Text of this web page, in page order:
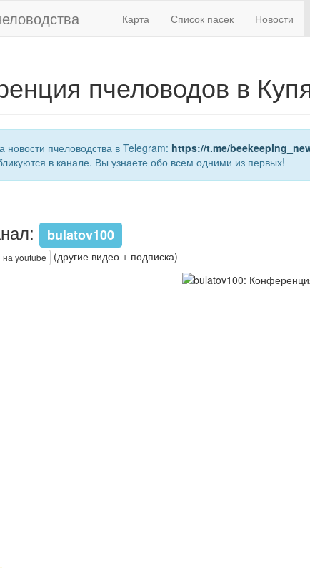
Карта Список пасек Новости
пчеловодов в
новости пчеловодства в Telegram: https://t.me/
в канале. Вы узнаете обо всем одними из первых!
bulatov100
youtube (другие видео + подписка)